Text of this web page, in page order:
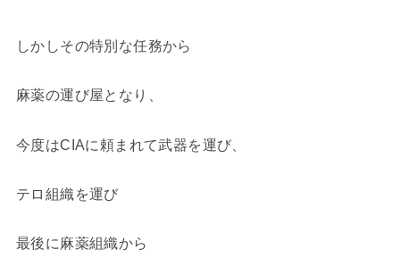
しかしその特別な任務から
麻薬の運び屋となり、
今度はCIAに頼まれて武器を運び、
テロ組織を運び
最後に麻薬組織から